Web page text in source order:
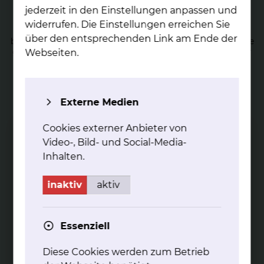
Tech­no­lo­gie-Part­ner­schaft Sie­mens
Das Klinikum Braunschweig und Siemens Healthineers
beschreiten mit einer Technologiepartnerschaft Radiologie
gemeinsam neue Wege bei der Bereitstellung innovativer
Die Neuroradiologie umfasst die Behandlung von
Erkrankungen des zentralen Nervensystems.
Durch den Einsatz von radioaktiven Arzneimitteln sollen
jederzeit in den Einstellungen anpassen und
widerrufen. Die Einstellungen erreichen Sie
über den entsprechenden Link am Ende der
Webseiten.
Externe Medien
Cookies externer Anbieter von
Video-, Bild- und Social-Media-
Inhalten.
inaktiv aktiv
Essenziell
Diese Cookies werden zum Betrieb